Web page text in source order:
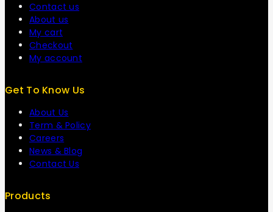
Contact us
About us
My cart
Checkout
My account
Get To Know Us
About Us
Term & Policy
Careers
News & Blog
Contact Us
Products